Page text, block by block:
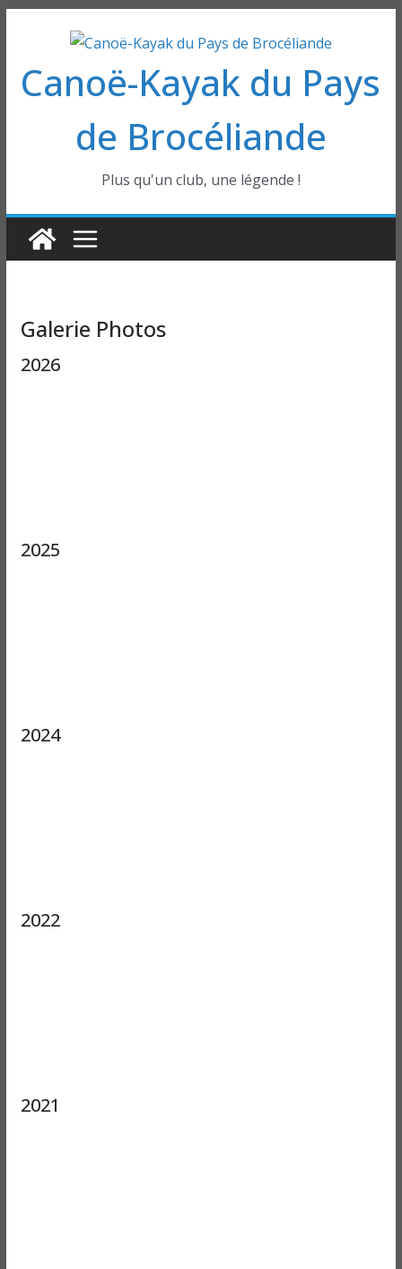
contenu
Canoë-Kayak du Pays
de Brocéliande
Plus qu'un club, une légende !
Galerie Photos
2026
2025
2024
2022
2021